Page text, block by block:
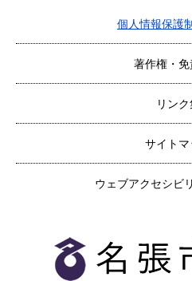
個人情報保護
著作権・
リン
サイトマ
ウェブアクセシビ